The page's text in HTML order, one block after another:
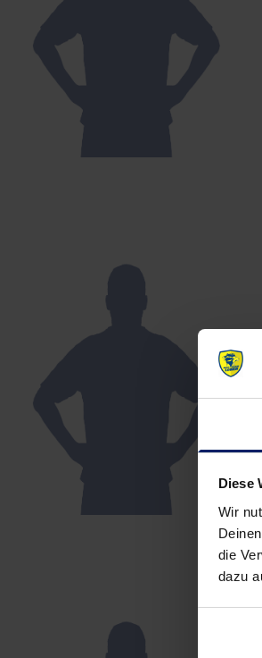
Diese
Wir
die
dazu